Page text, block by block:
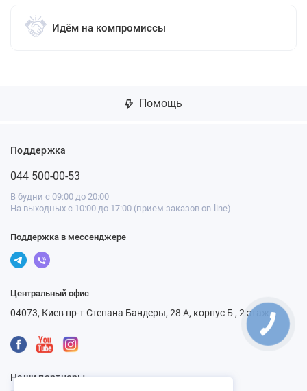
Идём на компромиссы
Помощь
Поддержка
044 500-00-53
В будни с 09:00 до 20:00
На выходных с 10:00 до 17:00 (прием заказов on-line)
Поддержка в мессенджере
Центральный офис
04073, Киев пр-т Степана Бандеры, 28 А, корпус Б , 2 этаж
Наши партнеры